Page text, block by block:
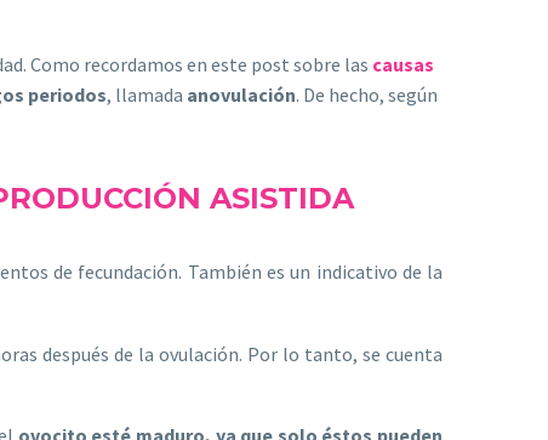
Como recordamos en este post sobre las causas
periodos, llamada anovulación. De hecho, según
ASISTIDA
de fecundación. También es un indicativo de la
después de la ovulación. Por lo tanto, se cuenta